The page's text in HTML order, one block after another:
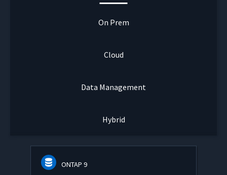
On Prem
Cloud
Data Management
Hybrid
ONTAP 9